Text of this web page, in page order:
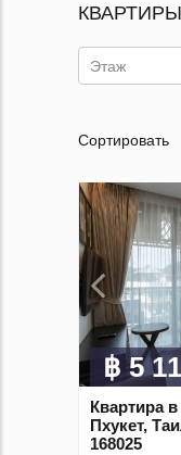
Этаж
Сортировать
฿ 5
Квартира
Пхукет,
168025